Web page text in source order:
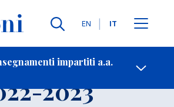
Lingue
EN IT
impartiti a.a.
2023